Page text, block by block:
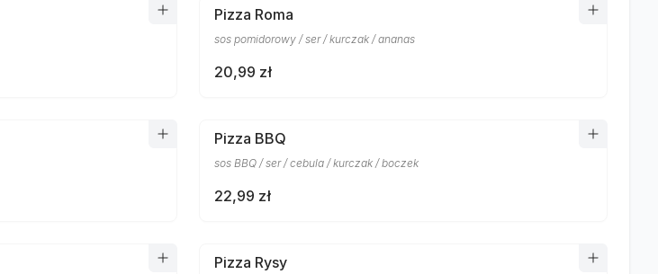
Pizza Roma
sos pomidorowy / ser / kurczak / ananas
20,99 zł
Pizza BBQ
sos BBQ / ser / cebula / kurczak / boczek
22,99 zł
Pizza Rysy